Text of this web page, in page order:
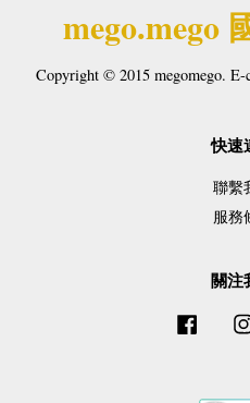
mego.mego
Copyright © 2015 megomego. E-
快速
聯繫
服務
關注